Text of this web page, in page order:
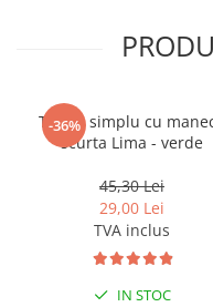
-36%
Tricou simplu cu
scurta Lima - verde
45,30 Lei
29,00 Lei
TVA inclus
IN STOC